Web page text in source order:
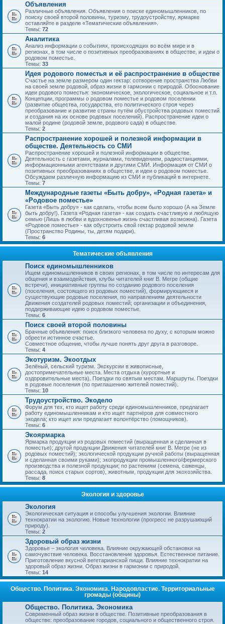
Объявления
Различные объявления. Объявления о поиске единомышленников, по
поиску своей второй половины, туризму, трудоустройству, ярмарке
оставляйте в разделе «Тематические объявления».
Темы: 72
Аналитика
Анализ информации о событиях, происходящих во всём мире и в
регионах, в том числе о позитивных преобразованиях в обществе, и идеи о
родовом поместье.
Темы: 33
Идея родового поместья и её распространение в обществе
Счастье на земле размером один гектар: сотворение пространства Любви
на своей земле родовой, образ жизни в гармонии с природой. Обоснование
идеи родового поместья: экономическое, экологическое, социальное и т.п.
Концепции, программы о родовом поместье и родовом поселении
(развитие общества, государства, его политического строя через
преобразование и развитие страны путём обустройства родовых поместий
и создания на их основе родовых поселений). Распространение идеи о
малой родине (родовой земле, родового сада) в обществе.
Темы: 2
Распространение хорошей и полезной информации в
обществе. Деятельность со СМИ
Распространение хорошей и полезной информации в обществе.
Деятельность с газетами, журналами, телевидением, радиостанциями,
информационными агентствами и другими СМИ. Информация от СМИ о
позитивных преобразованиях в обществе, и идеи о родовом поместье.
Обсуждаем различную информацию из СМИ и публикаций в интернете.
Темы: 7
Международные газеты «Быть добру», «Родная газета» и
«Родовое поместье»
Газета «Быть добру» - как сделать, чтобы всем было хорошо (А на Земле
быть добру!). Газета «Родная газета» - как создать счастливую и любящую
семью (Лишь в любви и вдохновенье жизнь счастливая возможна). Газета
«Родовое поместье» - как обустроить свой гектар родовой земли
(Пространство Родины, ты, детям подари).
Темы: 6
Тематические объявления
Поиск единомышленников
Ищем единомышленников в своих регионах, в том числе по интересам для
общения и взаимодействия, клубы читателей книг В. Мегре (общие
встречи), инициативные группы по созданию родового поселения
(поселения, состоящего из родовых поместий), формирующиеся и
существующие родовые поселения, по направлениям деятельности
Движения создателей родовых поместий; организации и объединения,
поддерживающие идею о родовом поместье.
Темы: 6
Поиск своей второй половины
Брачные объявления: поиск близкого человека по духу, с которым можно
обрести истинное счастье.
Совместное общение, чтобы лучше понять друг друга в разговоре.
Темы: 4
Экотуризм. Экоотдых
Зелёный, сельский туризм. Экскурсии в живописные,
достопримечательные места. Места отдыха (курортные и
оздоровительные места). Поездки по святым местам. Маршруты. Поездки
в родовые поселения (по приглашению жителей поместий).
Темы: 10
Трудоустройство. Экодело
Форум для тех, кто ищет работу среди единомышленников, предлагает
работу единомышленникам и кто ищет партнёров для совместного
экодела; кто ищет или предлагает волонтёрство (помощников).
Темы: 6
Экоярмарка
Ярмарка продукции из родовых поместий (выращенная и сделанная в
поместье); другой продукции Движения читателей книг В. Мегре (не из
родовых поместий); экологической продукции ручной работы (выращенная
и сделанная своими руками); экопродукции промышленного/фермерского
производства и полезной продукции; по растениям (семена, саженцы,
рассада, поиск старых сортов), животным, продукции для экохозяйства.
Темы: 8
Экология и здоровье
Экология
Экологическая ситуация и способы улучшения экологии. Влияние
технократии на экологию. Новые технологии (прогресс не разрушающий
природу).
Темы: 2
Здоровый образ жизни
Здоровье – экология человека. Влияние окружающей обстановки на
самочувствие человека. Восстановление здоровья. Естественное питание.
Приготовление вкусной вегетарианской пищи. Влияние технократии на
здоровый образ жизни. Образ жизни в гармонии с природой.
Темы: 14
Общество. Политика. Экономика. Народовластие. Территориальные
громады (общины)
Общество. Политика. Экономика
Современный образ жизни в обществе. Позитивные преобразования в
обществе: преобразование городов, социального и общественного строя.